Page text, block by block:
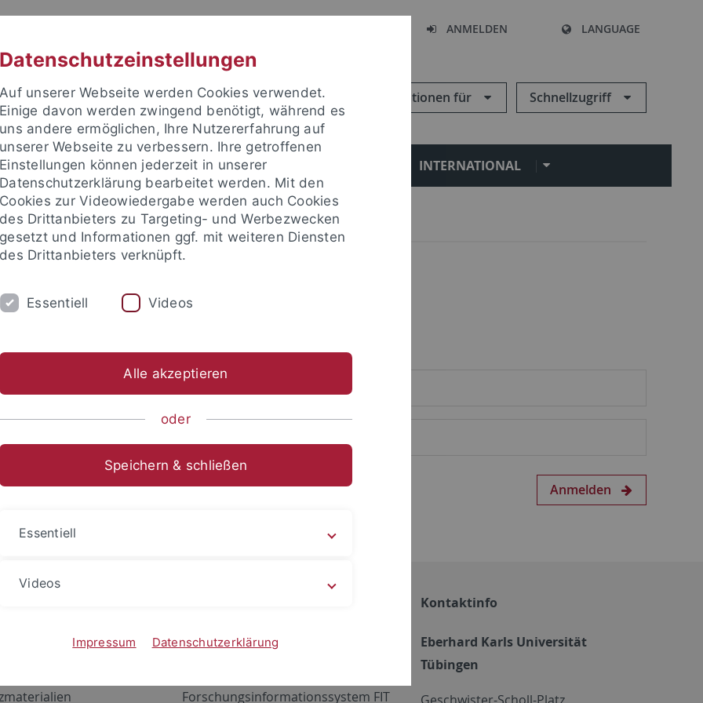
ANMELDEN LANGUAGE
Informationen für Schnellzugriff
FORSCHUNG EINRICHTUNGEN INTERNATIONAL
um sich anzumelden:
Anmelden
Netzwerk
ALMA
Forschungsinformationssystem FIT
Kontaktinfo
Eberhard Karls Universität
Tübingen
Datenschutzeinstellungen
Auf unserer Webseite werden Cookies verwendet.
Einige davon werden zwingend benötigt, während es
uns andere ermöglichen, Ihre Nutzererfahrung auf
unserer Webseite zu verbessern. Ihre getroffenen
Einstellungen können jederzeit in unserer
Datenschutzerklärung bearbeitet werden. Mit den
Cookies zur Videowiedergabe werden auch Cookies
des Drittanbieters zu Targeting- und Werbezwecken
gesetzt und Informationen ggf. mit weiteren Diensten
des Drittanbieters verknüpft.
Essentiell Videos
Alle akzeptieren
oder
Speichern & schließen
Essentiell
Videos
Impressum Datenschutzerklärung